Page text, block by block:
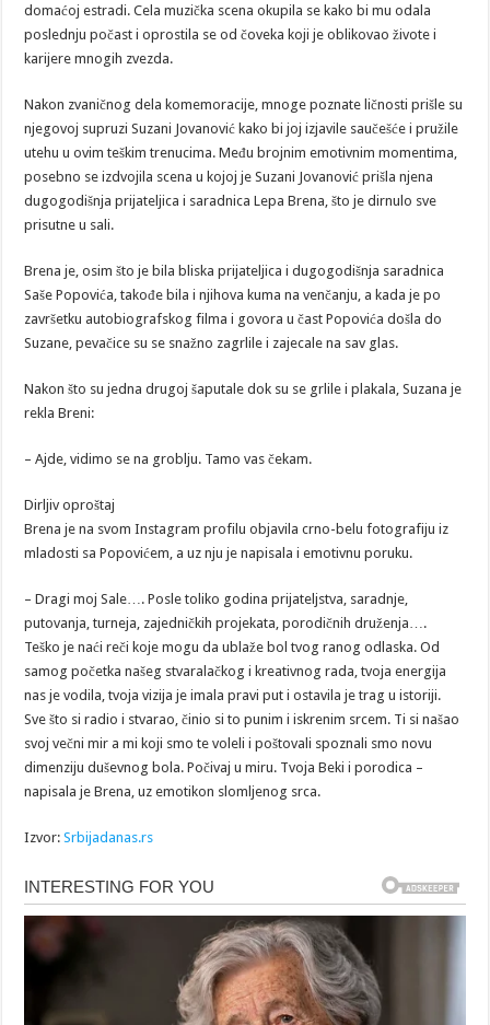
domaćoj estradi. Cela muzička scena okupila se kako bi mu odala
poslednju počast i oprostila se od čoveka koji je oblikovao živote i
karijere mnogih zvezda.
Nakon zvaničnog dela komemoracije, mnoge poznate ličnosti prišle su
njegovoj supruzi Suzani Jovanović kako bi joj izjavile saučešće i pružile
utehu u ovim teškim trenucima. Među brojnim emotivnim momentima,
posebno se izdvojila scena u kojoj je Suzani Jovanović prišla njena
dugogodišnja prijateljica i saradnica Lepa Brena, što je dirnulo sve
prisutne u sali.
Brena je, osim što je bila bliska prijateljica i dugogodišnja saradnica
Saše Popovića, takođe bila i njihova kuma na venčanju, a kada je po
završetku autobiografskog filma i govora u čast Popovića došla do
Suzane, pevačice su se snažno zagrlile i zajecale na sav glas.
Nakon što su jedna drugoj šaputale dok su se grlile i plakala, Suzana je
rekla Breni:
– Ajde, vidimo se na groblju. Tamo vas čekam.
Dirljiv oproštaj
Brena je na svom Instagram profilu objavila crno-belu fotografiju iz
mladosti sa Popovićem, a uz nju je napisala i emotivnu poruku.
– Dragi moj Sale…. Posle toliko godina prijateljstva, saradnje,
putovanja, turneja, zajedničkih projekata, porodičnih druženja….
Teško je naći reči koje mogu da ublaže bol tvog ranog odlaska. Od
samog početka našeg stvaralačkog i kreativnog rada, tvoja energija
nas je vodila, tvoja vizija je imala pravi put i ostavila je trag u istoriji.
Sve što si radio i stvarao, činio si to punim i iskrenim srcem. Ti si našao
svoj večni mir a mi koji smo te voleli i poštovali spoznali smo novu
dimenziju duševnog bola. Počivaj u miru. Tvoja Beki i porodica –
napisala je Brena, uz emotikon slomljenog srca.
Izvor:Srbijadanas.rs